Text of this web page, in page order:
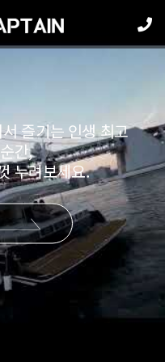
즐기는 인생 최고
간,
누려보세요.